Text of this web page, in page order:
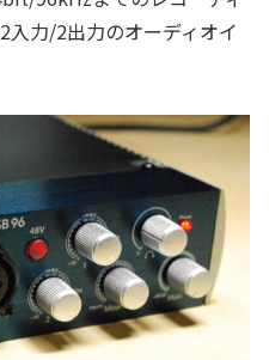
入力/2出力のオーディオイ